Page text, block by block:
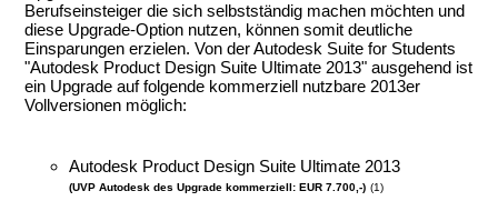
Berufseinsteiger die sich selbstständig machen möchten und
diese Upgrade-Option nutzen, können somit deutliche
Einsparungen erzielen. Von der Autodesk Suite for Students
"Autodesk Product Design Suite Ultimate 2013" ausgehend ist
ein Upgrade auf folgende kommerziell nutzbare 2013er
Vollversionen möglich:
Autodesk Product Design Suite Ultimate 2013
(UVP Autodesk des Upgrade kommerziell: EUR 7.700,-) (1)